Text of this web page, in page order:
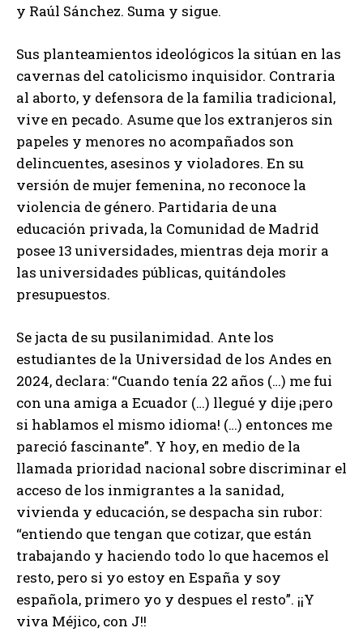
y Raúl Sánchez. Suma y sigue.
Sus planteamientos ideológicos la sitúan en las
cavernas del catolicismo inquisidor. Contraria
al aborto, y defensora de la familia tradicional,
vive en pecado. Asume que los extranjeros sin
papeles y menores no acompañados son
delincuentes, asesinos y violadores. En su
versión de mujer femenina, no reconoce la
violencia de género. Partidaria de una
educación privada, la Comunidad de Madrid
posee 13 universidades, mientras deja morir a
las universidades públicas, quitándoles
presupuestos.
Se jacta de su pusilanimidad. Ante los
estudiantes de la Universidad de los Andes en
2024, declara: “Cuando tenía 22 años (…) me fui
con una amiga a Ecuador (…) llegué y dije ¡pero
si hablamos el mismo idioma! (…) entonces me
pareció fascinante”. Y hoy, en medio de la
llamada prioridad nacional sobre discriminar el
acceso de los inmigrantes a la sanidad,
vivienda y educación, se despacha sin rubor:
“entiendo que tengan que cotizar, que están
trabajando y haciendo todo lo que hacemos el
resto, pero si yo estoy en España y soy
española, primero yo y despues el resto”. ¡¡Y
viva Méjico, con J!!